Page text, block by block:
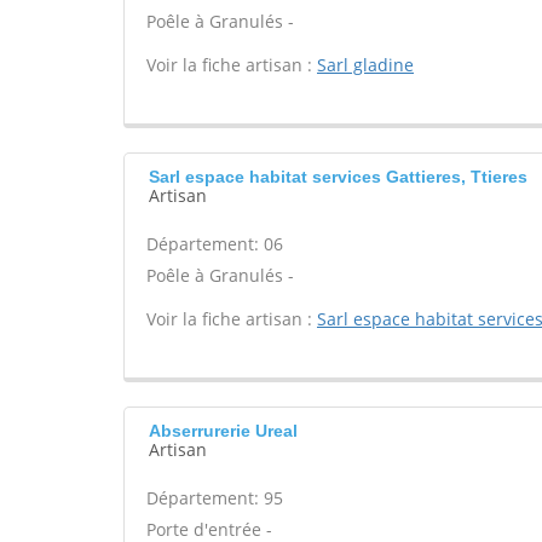
Poêle à Granulés -
Voir la fiche artisan : Sarl gladine
Sarl espace habitat services Gattieres, Ttieres
Artisan
Département: 06
Poêle à Granulés -
Voir la fiche artisan : Sarl espace habitat services
Abserrurerie Ureal
Artisan
Département: 95
Porte d'entrée -